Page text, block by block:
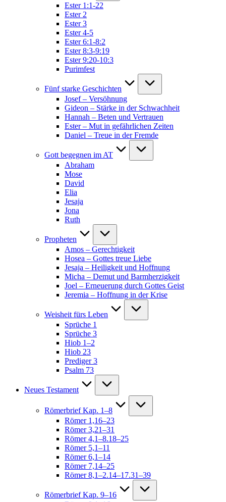
Ester 1:1-22
Ester 2
Ester 3
Ester 4-5
Ester 6:1-8:2
Ester 8:3-9:19
Ester 9:20-10:3
Purimfest
Fünf starke Geschichten
Josef – Versöhnung
Gideon – Stärke in der Schwachheit
Hannah – Beten und Vertrauen
Ester – Mut in gefährlichen Zeiten
Daniel – Treue in der Fremde
Gott begegnen im AT
Abraham
Mose
David
Elia
Jesaja
Jona
Ruth
Propheten
Amos – Gerechtigkeit
Hosea – Gottes treue Liebe
Jesaja – Heiligkeit und Hoffnung
Micha – Demut und Barmherzigkeit
Joel – Erneuerung durch Gottes Geist
Jeremia – Hoffnung in der Krise
Weisheit fürs Leben
Sprüche 1
Sprüche 3
Hiob 1–2
Hiob 23
Prediger 3
Psalm 73
Neues Testament
Römerbrief Kap. 1–8
Römer 1,16–23
Römer 3,21–31
Römer 4,1–8.18–25
Römer 5,1–11
Römer 6,1–14
Römer 7,14–25
Römer 8,1–2.14–17.31–39
Römerbrief Kap. 9–16